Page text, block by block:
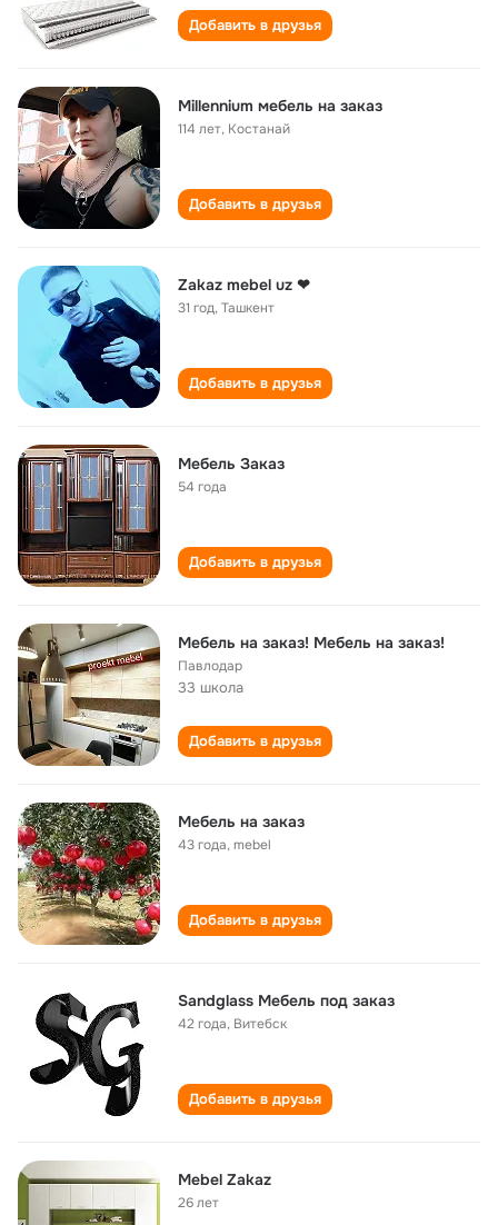
Добавить в друзья
Millennium мебель на заказ
114 лет, Костанай
Добавить в друзья
Zakaz mebel uz ❤
31 год,Ташкент
Добавить в друзья
Мебель Заказ
54 года
Добавить в друзья
Мебель на заказ! Мебель на заказ!
Павлодар
33 школа
Добавить в друзья
Мебель на заказ
43 года,mebel
Добавить в друзья
Sandglass Мебель под заказ
42 года, Витебск
Добавить в друзья
Mebel Zakaz
26 лет